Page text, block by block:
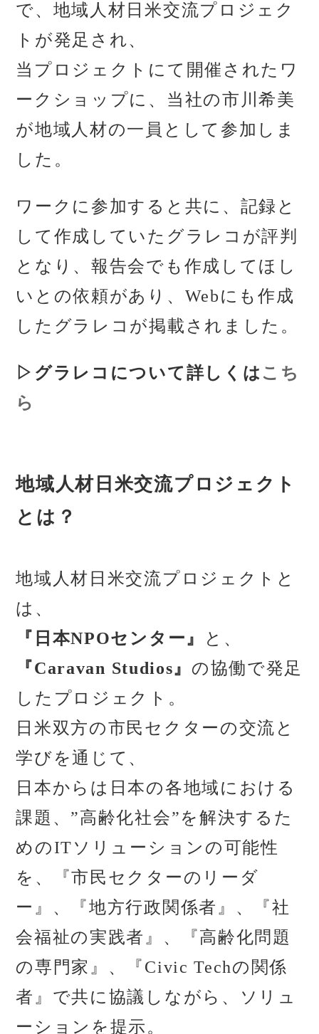
で、地域人材日米交流プロジェク
トが発足され、
当プロジェクトにて開催されたワ
ークショップに、当社の市川希美
が地域人材の一員として参加しま
した。
ワークに参加すると共に、記録と
して作成していたグラレコが評判
となり、報告会でも作成してほし
いとの依頼があり、Webにも作成
したグラレコが掲載されました。
▷グラレコについて詳しくは こち
ら
地域人材日米交流プロジェクト
とは？
地域人材日米交流プロジェクトと
は、
『日本NPOセンター』
と、
『Caravan Studios』 の協働で発足
したプロジェクト。
日米双方の市民セクターの交流と
学びを通じて、
日本からは日本の各地域における
課題、”高齢化社会”を解決するた
めのITソリューションの可能性
を、『市民セクターのリーダ
ー』、『地方行政関係者』、『社
会福祉の実践者』、『高齢化問題
の専門家』、『Civic Techの関係
者』で共に協議しながら、ソリュ
ーションを提示。